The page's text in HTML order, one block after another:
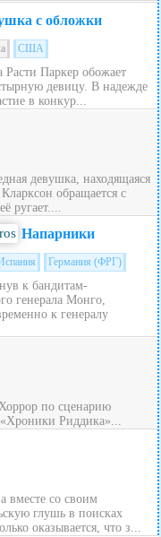
с обложки
США
Паркер обожает
девицу. В надежде
в конкур...
девушка, находящаяся
обращается с
ругает....
Напарники
Германия (ФРГ)
к бандитам-
генерала Монго,
к генералу
по сценарию
Риддика»...
вместе со своим
глушь в поисках
оказывается, что з...